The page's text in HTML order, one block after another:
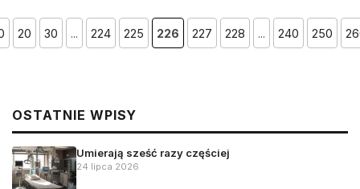
20 30 ... 224 225 226 227 228 ... 240 250
OSTATNIE WPISY
Umierają sześć razy częściej
24 lipca 2026